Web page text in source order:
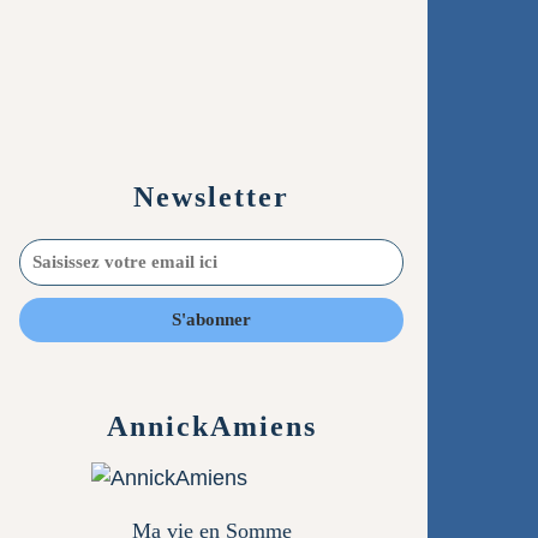
Newsletter
AnnickAmiens
Ma vie en Somme